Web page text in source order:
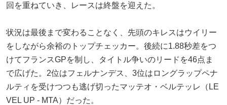
回を重ねていき、レースは終盤を迎えた。
状況は最後まで変わることなく、先頭のキレスはウイリー
をしながら余裕のトップチェッカー。後続に1.88秒差をつ
けてフランスGPを制し、タイトル争いのリードを46点ま
で広げた。2位はフェルナンデス、3位はロングラップペナ
ルティを受けつつも逃げ切ったマッテオ・ベルテッレ（LE
VEL UP - MTA）だった。